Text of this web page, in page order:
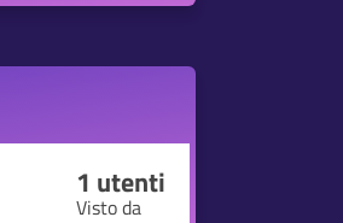
1 utenti
Visto da